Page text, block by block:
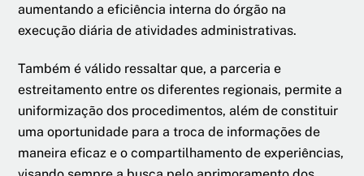
aumentando a eficiência interna do órgão na
execução diária de atividades administrativas.
Também é válido ressaltar que, a parceria e
estreitamento entre os diferentes regionais, permite a
uniformização dos procedimentos, além de constituir
uma oportunidade para a troca de informações de
maneira eficaz e o compartilhamento de experiências,